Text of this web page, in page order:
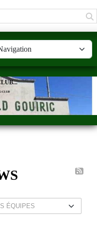
CLUB